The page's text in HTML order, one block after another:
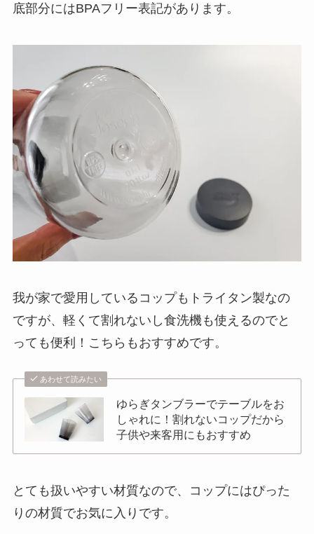
底部分にはBPAフリー表記があります。
我が家で愛用しているコップもトライタン製なの
ですが、軽くて割れないし食洗機も使えるのでと
っても便利！こちらもおすすめです。
あわせて読みたい
ゆらぎタンブラーでテーブルをお
しゃれに！割れないコップだから
子供や来客用にもおすすめ
とても扱いやすい材質なので、コップにはぴった
りの材質でお気に入りです。